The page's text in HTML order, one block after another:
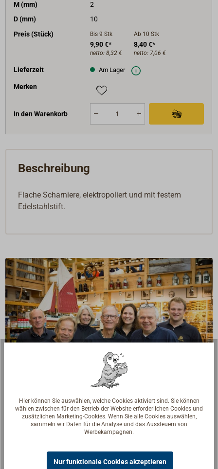
M (mm)
2
D (mm)
10
Preis (Stück)
Bis 9 Stk
9,90 €*
netto: 8,32 €
Ab 10 Stk
8,40 €*
netto: 7,06 €
Lieferzeit Am Lager
Merken
In den Warenkorb
Beschreibung
Flache Scharniere, elektropoliert und mit festem
Edelstahlstift.
Fragen zum Artikel?
Reden Sie mit Handwerkern, Bootsbauern und
Seglerinnen. Wir verstehen Ihre Fragen und geben die
Experten kontaktieren
Hier können Sie auswählen, welche Cookies aktiviert sind. Sie können
wählen zwischen für den Betrieb der Website erforderlichen Cookies und
zusätzlichen Marketing-Cookies. Wenn Sie alle Cookies auswählen,
sammeln wir Daten für die Analyse und das Aussteuern von
Werbekampagnen.
Nur funktionale Cookies akzeptieren